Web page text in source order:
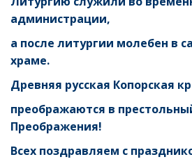
администрации,
а после литургии молебен в
храме.
Древняя русская Копорская
преображаются в
Преображения!
Всех поздравляем с